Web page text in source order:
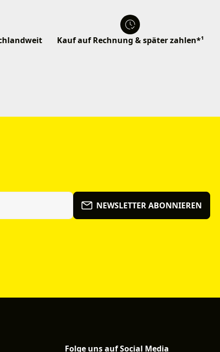
Kauf auf Rechnung & später zahlen*¹
NEWSLETTER ABONNIEREN
Folge uns auf Social Media